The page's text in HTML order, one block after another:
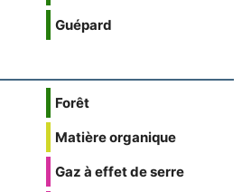
Guépard
Forêt
Matière organique
Gaz à effet de serre